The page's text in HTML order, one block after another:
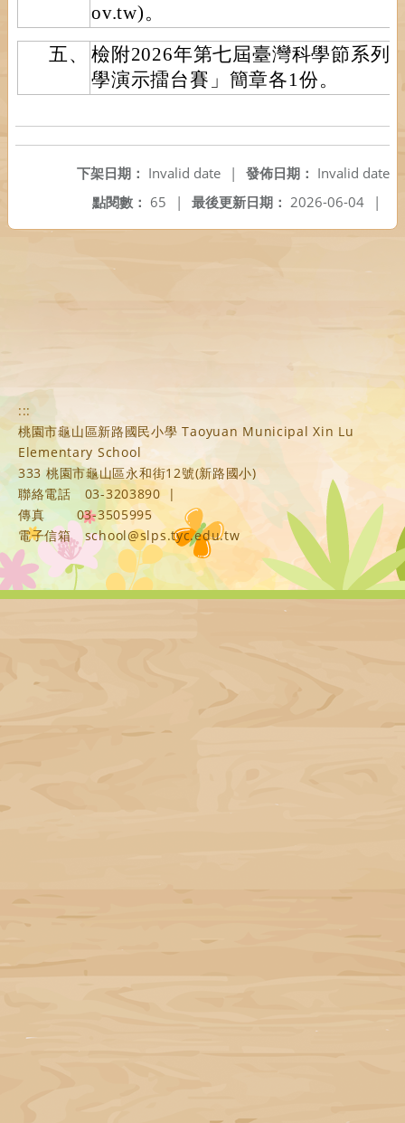
ov.tw)。
五、
檢附2026年第七屆臺灣科學節系列
學演示擂台賽」簡章各1份。
發佈日期： Invalid date
下架日期： Invalid date
|
最後更新日期： 2026-06-04 |
點閱數： 65 |
:::
桃園市龜山區新路國民小學 Taoyuan Municipal Xin Lu
Elementary School
333 桃園市龜山區永和街12號(新路國小)
聯絡電話
03-3203890
|
傳真
03-3505995
電子信箱
school@slps.tyc.edu.tw